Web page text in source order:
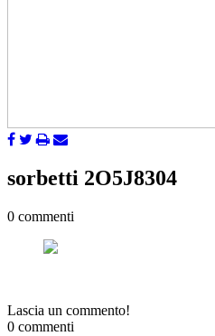
sorbetti 2O5J8304
0 commenti
Lascia un commento!
0 commenti